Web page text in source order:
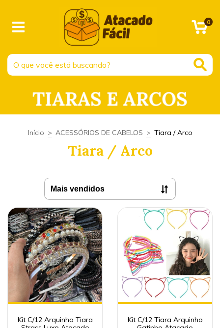
0
Início > ACESSÓRIOS DE CABELOS > Tiara / Arco
Tiara / Arco
Kit C/12 Arquinho Tiara
Kit C/12 Tiara Arquinho